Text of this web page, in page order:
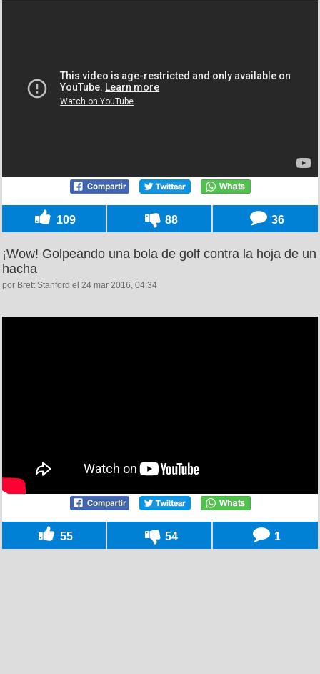
109 88 36
¡Wow! Golpeando una bola de golf contra la hoja de un
hacha
por Brett Stanford el 24 mar 2016, 04:34
55 54 1